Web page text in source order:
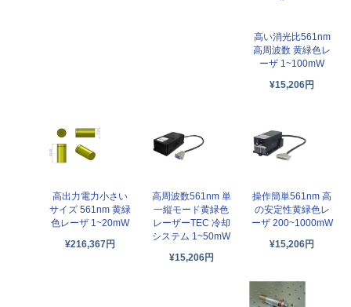
高い消光比561nm
高周波数 黄緑色レ
ーザ 1~100mW
¥15,206円
高出力電力小さい
サイズ 561nm 黄緑
色レーザ 1~20mW
¥216,367円
高周波数561nm 単
一縦モード黄緑色
レーザーTEC 冷却
システム 1~50mW
¥15,206円
操作簡単561nm 高
の安定性黄緑色レ
ーザ 200~1000mW
¥15,206円